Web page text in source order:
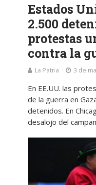
Estados
2.500
protestas
contra la
La Patria 3 de
En EE.UU. las
de la guerra en
detenidos. En
desalojo del